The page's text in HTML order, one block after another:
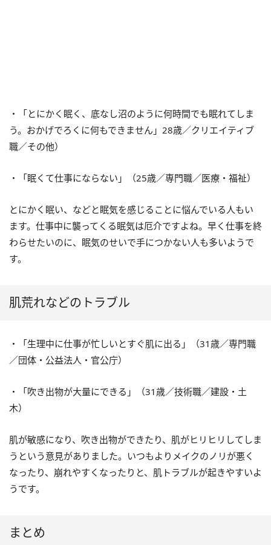
・「とにかく眠く、底なし沼のように何時間でも眠れてしま
う。おかげでろくに何もできません」 28歳／クリエイティブ
職／その他）
・「眠くて仕事にならない」（25歳／専門職／医療・福祉）
とにかく眠い、などと眠気を感じることに悩んでいる人もい
ます。仕事中に襲ってくる眠気は厄介ですよね。早く仕事を終
わらせたいのに、眠気のせいで手につかない人も多いようで
す。
肌荒れなどのトラブル
・「生理中に仕事が忙しいとすぐ肌に出る」（31 歳／専門職
／団体・公益法人・官公庁）
・「吹き出物が大量にできる」（31 歳／技術職／建設・土
木）
肌が敏感になり、吹き出物ができたり、肌がヒリヒリしてしま
うという意見がありました。いつもよりメイクのノリが悪く
なったり、崩れやすくなったりと、肌トラブルが起きやすいよ
うです。
まとめ